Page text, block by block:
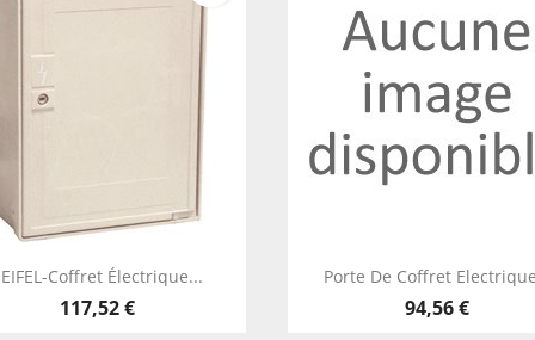
Aperçu rapide
Coffret Électrique...
117,52 €
Aperçu rapide
Porte De Coffret
94,56 €